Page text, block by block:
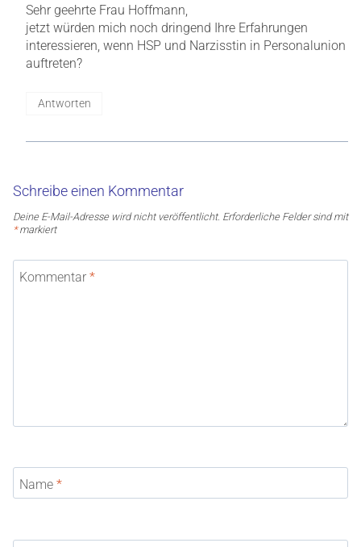
Sehr geehrte Frau Hoffmann,
jetzt würden mich noch dringend Ihre Erfahrungen
interessieren, wenn HSP und Narzisstin in Personalunion
auftreten?
Antworten
Schreibe einen Kommentar
Deine E-Mail-Adresse wird nicht veröffentlicht. Erforderliche Felder sind mit
*markiert
Kommentar *
Name *